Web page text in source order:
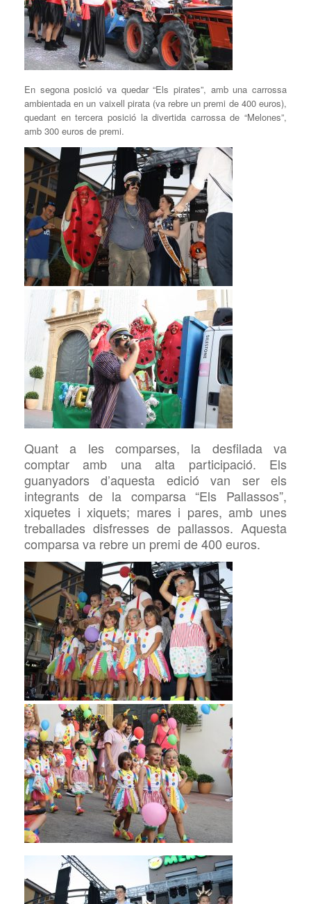
En segona posició va quedar “Els pirates”, amb una carrossa
ambientada en un vaixell pirata (va rebre un premi de 400 euros),
quedant en tercera posició la divertida carrossa de “Melones”,
amb 300 euros de premi.
Quant a les comparses, la desfilada va
comptar amb una alta participació. Els
guanyadors d’aquesta edició van ser els
integrants de la comparsa “Els Pallassos”,
xiquetes i xiquets; mares i pares, amb unes
treballades disfresses de pallassos. Aquesta
comparsa va rebre un premi de 400 euros.